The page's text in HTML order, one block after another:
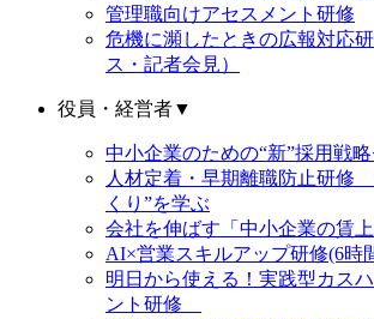
管理職向けアセスメント研修
危機に瀕したときの広報対応
ス・記者会見）
役員・経営者▼
中小企業のための“新”採用戦
人材定着・早期離職防止研修
くり”を学ぶ
会社を伸ばす「中小企業の賃
AI×営業スキルアップ研修(6時
明日から使える！実践型カス
ント研修